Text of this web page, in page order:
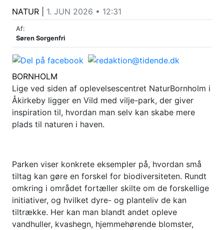
NATUR 1. JUN 2026 • 12:31
Af:
Søren Sorgenfri
BORNHOLM
Lige ved siden af oplevelsescentret NaturBornholm i
Åkirkeby ligger en Vild med vilje-park, der giver
inspiration til, hvordan man selv kan skabe mere
plads til naturen i haven.
Parken viser konkrete eksempler på, hvordan små
tiltag kan gøre en forskel for biodiversiteten. Rundt
omkring i området fortæller skilte om de forskellige
initiativer, og hvilket dyre- og planteliv de kan
tiltrække. Her kan man blandt andet opleve
vandhuller, kvashegn, hjemmehørende blomster,